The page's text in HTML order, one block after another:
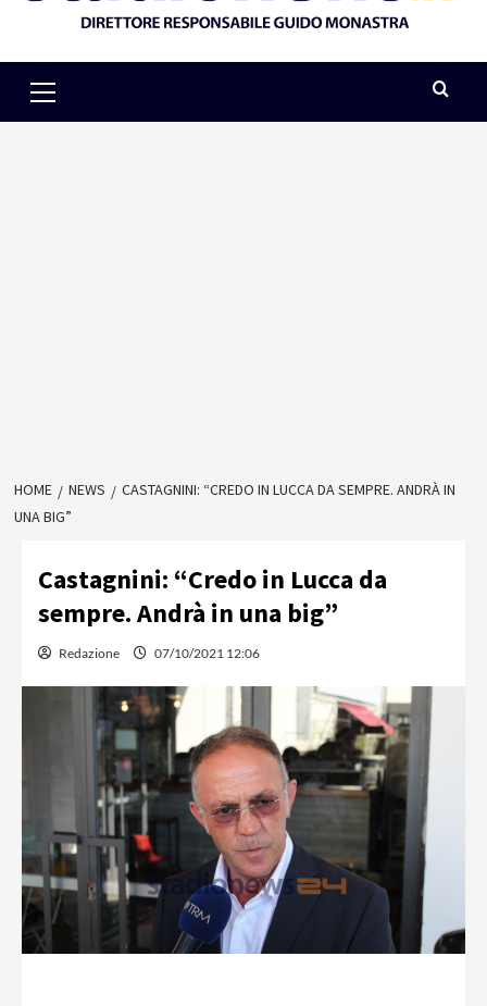
Menu
HOME NEWS
CASTAGNINI: “CREDO IN LUCCA DA SEMPRE. ANDRÀ IN
UNA BIG”
Castagnini: “Credo in Lucca da
sempre. Andrà in una big”
Redazione 07/10/2021 12:06